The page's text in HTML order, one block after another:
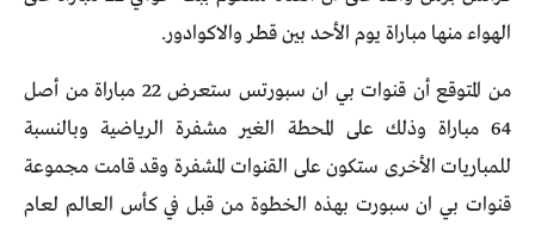
الهواء منها مباراة يوم الأحد بين قطر والاكوادور.
من المتوقع أن قنوات بي ان سبورتس ستعرض 22 مباراة من أصل
64 مباراة وذلك على المحطة الغير مشفرة الرياضية وبالنسبة
للمباريات الأخرى ستكون على القنوات المشفرة وقد قامت مجموعة
قنوات بي ان سبورت بهذه الخطوة من قبل في كأس العالم لعام